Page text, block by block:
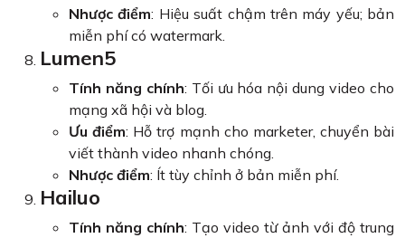
Nhược điểm: Hiệu suất chậm trên máy yếu; bản
miễn phí có watermark.
Lumen5
Tính năng chính: Tối ưu hóa nội dung video cho
mạng xã hội và blog.
Ưu điểm: Hỗ trợ mạnh cho marketer, chuyển bài
viết thành video nhanh chóng.
Nhược điểm: Ít tùy chỉnh ở bản miễn phí.
Hailuo
Tính năng chính: Tạo video từ ảnh với độ trung